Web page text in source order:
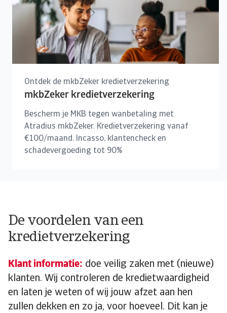
Ontdek de mkbZeker kredietverzekering
mkbZeker kredietverzekering
Bescherm je MKB tegen wanbetaling met
Atradius mkbZeker. Kredietverzekering vanaf
€100/maand. Incasso, klantencheck en
schadevergoeding tot 90%
De voordelen van een
kredietverzekering
Klant informatie: doe veilig zaken met (nieuwe)
klanten. Wij controleren de kredietwaardigheid
en laten je weten of wij jouw afzet aan hen
zullen dekken en zo ja, voor hoeveel. Dit kan je